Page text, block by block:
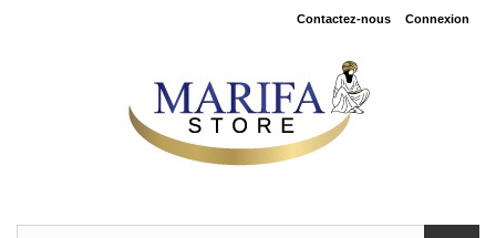
Connexion
Contactez-nous